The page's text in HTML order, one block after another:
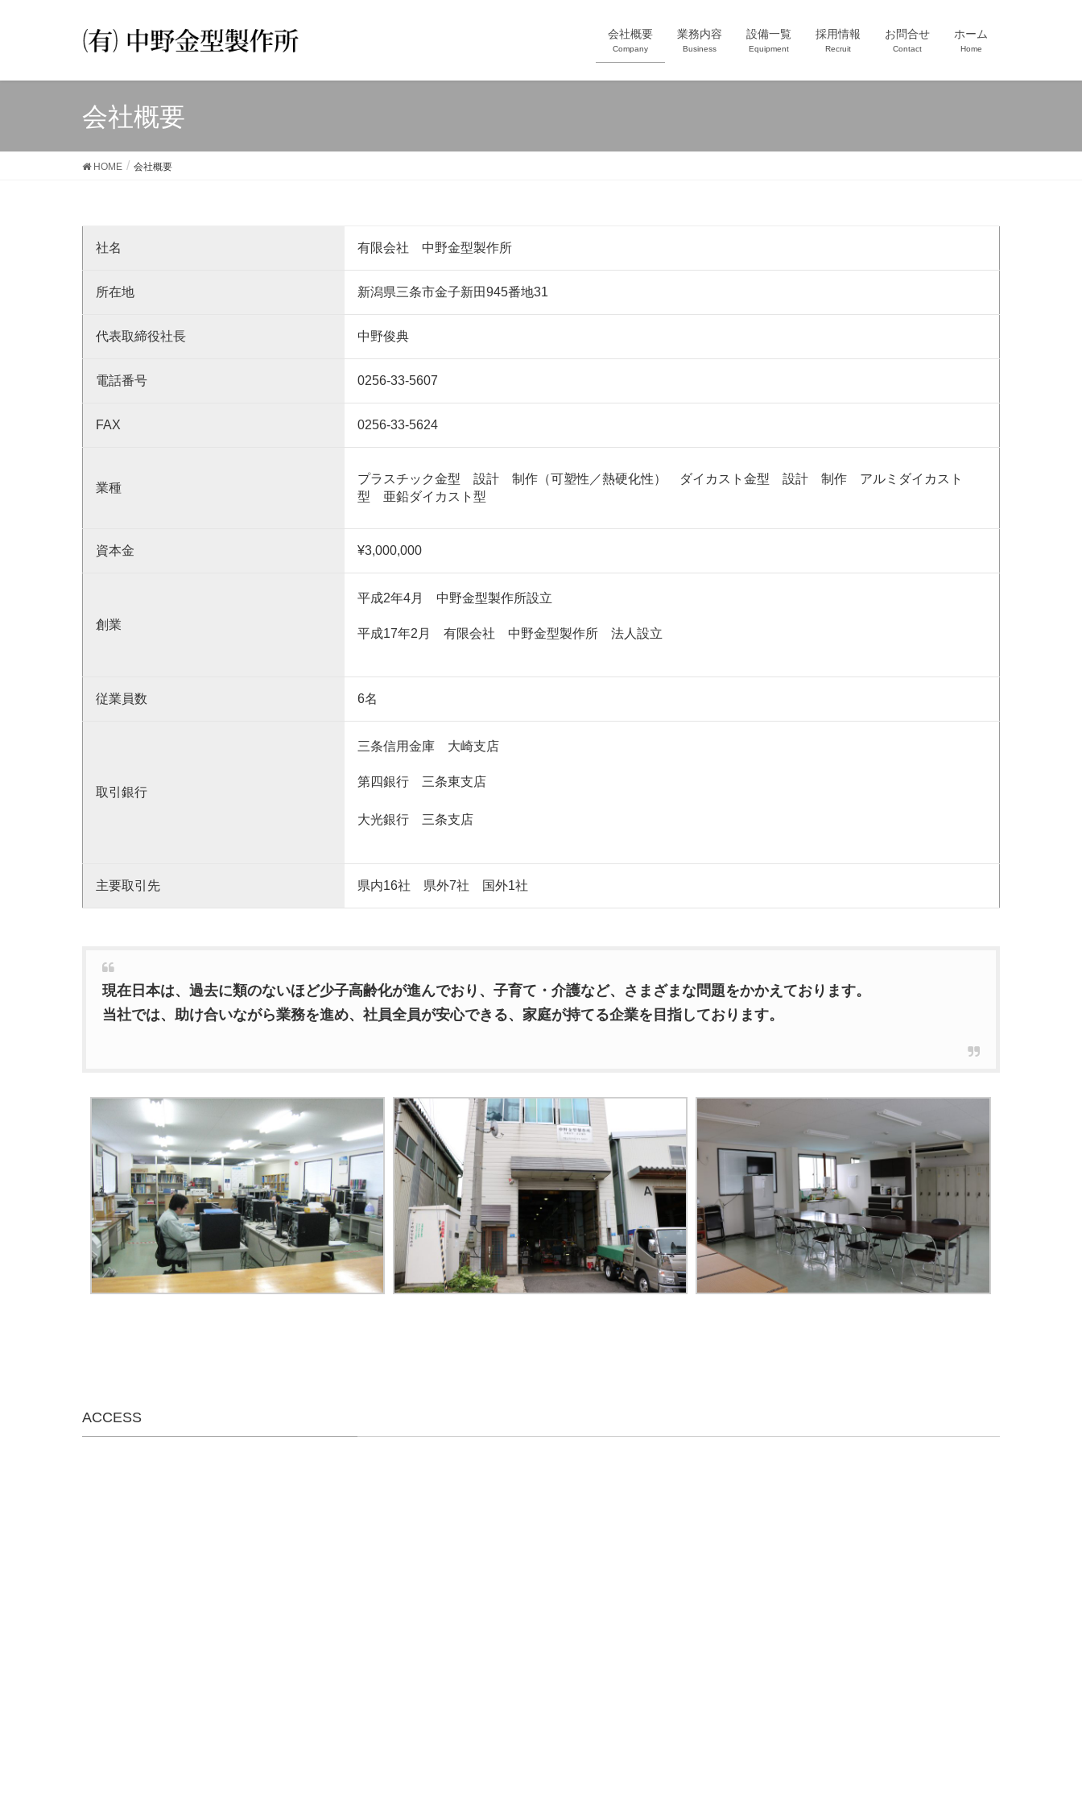
会社概要
Company
業務内容
Business
設備一覧
Equipment
採用情報
Recruit
お問合せ
Contact
ホーム
Home
会社概要
HOME 会社概要
社名 有限会社 中野金型製作所
所在地 新潟県三条市金子新田945番地31
代表取締役社長 中野俊典
電話番号 0256-33-5607
FAX 0256-33-5624
業種
プラスチック金型 設計 制作（可塑性／熱硬化性） ダイカスト金型 設計 制作 アルミダイカスト
型 亜鉛ダイカスト型
資本金 ¥3,000,000
創業
平成2年4月 中野金型製作所設立
平成17年2月 有限会社 中野金型製作所 法人設立
従業員数 6名
取引銀行
三条信用金庫 大崎支店
第四銀行 三条東支店
大光銀行 三条支店
主要取引先 県内16社 県外7社 国外1社
現在日本は、過去に類のないほど少子高齢化が進んでおり、子育て・介護など、さまざまな問題をかかえております。
当社では、助け合いながら業務を進め、社員全員が安心できる、家庭が持てる企業を目指しております。
ACCESS